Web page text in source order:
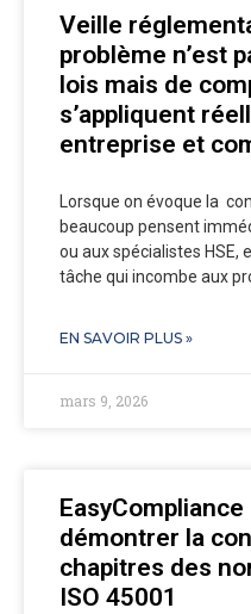
Veille
problème n’est
lois mais de
s’appliquent
entreprise et
Lorsque on évoque la
beaucoup pensent
ou aux spécialistes HSE,
tâche qui incombe aux
EN SAVOIR PLUS »
mars 9, 2026
démontrer la
chapitres des
ISO 45001